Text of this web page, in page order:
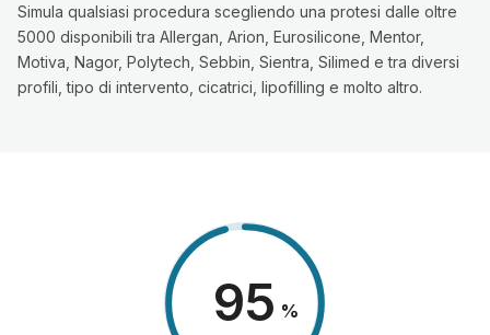
Simula qualsiasi procedura scegliendo una protesi dalle oltre
5000 disponibili tra Allergan, Arion, Eurosilicone, Mentor,
Motiva, Nagor, Polytech, Sebbin, Sientra, Silimed e tra diversi
profili, tipo di intervento, cicatrici, lipofilling e molto altro.
98 %